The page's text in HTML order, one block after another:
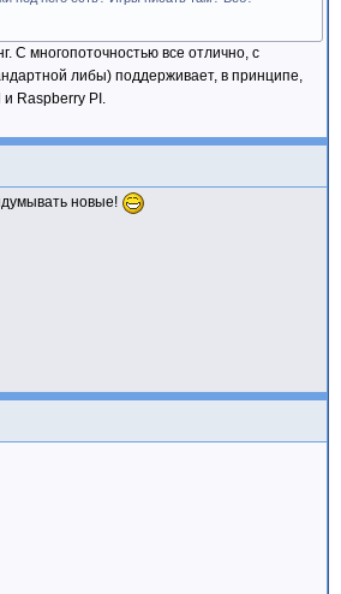
С многопоточностью все отлично, с
либы) поддерживает, в принципе,
Raspberry PI.
новые!